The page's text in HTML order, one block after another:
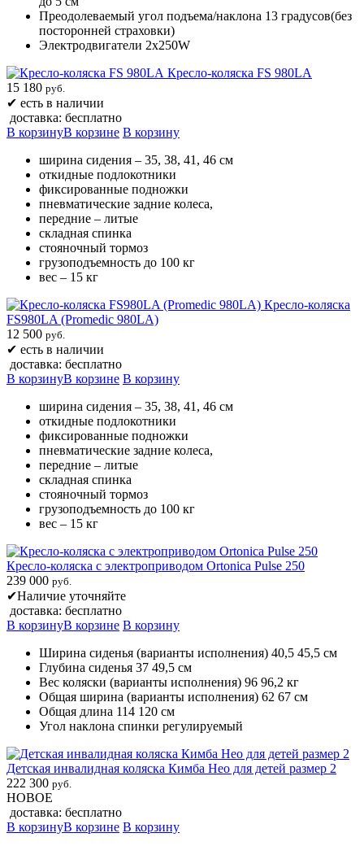
Преодолеваемый угол подъема/наклона 13 градусов(без
посторонней страховки)
Электродвигатели 2х250W
Кресло-коляска FS 980LA
15 180 руб.
✔ есть в наличии
доставка: бесплатно
В корзинуВ корзине В корзину
ширина сидения – 35, 38, 41, 46 см
откидные подлокотники
фиксированные подножки
пневматические задние колеса,
передние – литые
складная спинка
стояночный тормоз
грузоподъемность до 100 кг
вес – 15 кг
Кресло-коляска
FS980LA (Promedic 980LA)
12 500 руб.
✔ есть в наличии
доставка: бесплатно
В корзинуВ корзине В корзину
ширина сидения – 35, 38, 41, 46 см
откидные подлокотники
фиксированные подножки
пневматические задние колеса,
передние – литые
складная спинка
стояночный тормоз
грузоподъемность до 100 кг
вес – 15 кг
Кресло-коляска с электроприводом Ortonica Pulse 250
239 000 руб.
✔Наличие уточняйте
доставка: бесплатно
В корзинуВ корзине В корзину
Ширина сиденья (варианты исполнения) 40,5 45,5 см
Глубина сиденья 37 49,5 см
Вес коляски (варианты исполнения) 96 96,2 кг
Общая ширина (варианты исполнения) 62 67 см
Общая длина 114 120 см
Угол наклона спинки регулируемый
Детская инвалидная коляска Кимба Нео для детей размер 2
222 300 руб.
НОВОЕ
доставка: бесплатно
В корзинуВ корзине В корзину